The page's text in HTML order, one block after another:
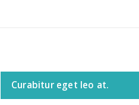
Curabitur eget leo at.